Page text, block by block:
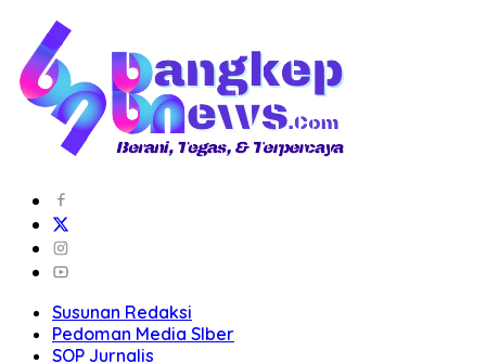
Susunan Redaksi
Pedoman Media SIber
SOP Jurnalis